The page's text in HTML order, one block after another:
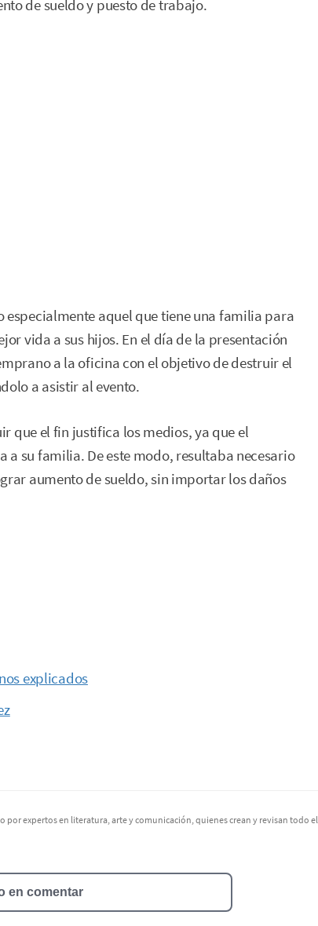
de sueldo y puesto de trabajo.
aquel que tiene una familia para
vida a sus hijos. En el día de la presentación
a la oficina con el objetivo de destruir el
a asistir al evento.
que el fin justifica los medios, ya que el
su familia. De este modo, resultaba necesario
aumento de sueldo, sin importar los daños
explicados
por expertos en literatura, arte y comunicación, quienes crean y revisan todo el
en comentar